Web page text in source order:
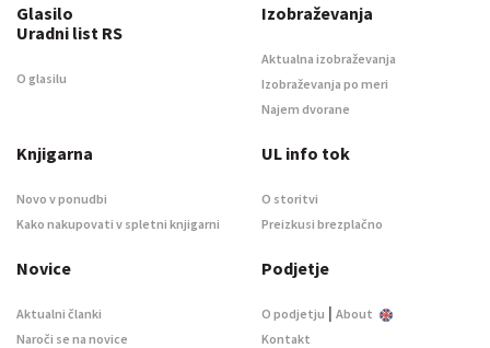
Glasilo
Uradni list RS
O glasilu
Izobraževanja
Aktualna izobraževanja
Izobraževanja po meri
Najem dvorane
Knjigarna
Novo v ponudbi
Kako nakupovati v spletni knjigarni
UL info tok
O storitvi
Preizkusi brezplačno
Novice
Aktualni članki
Naroči se na novice
Podjetje
O podjetju | About
Kontakt